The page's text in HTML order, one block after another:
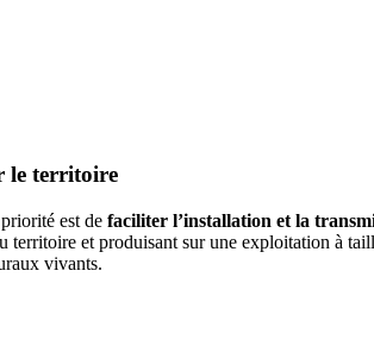
le territoire
est de faciliter l’installation et la
territoire et produisant sur une exploitation à
vivants.